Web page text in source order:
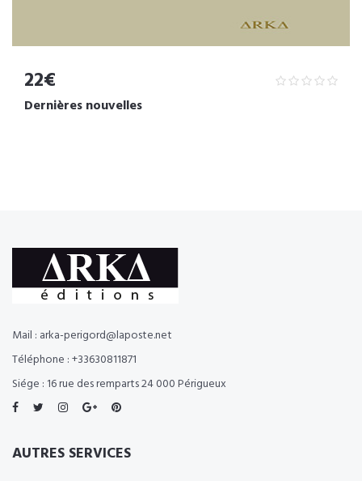
22€
Dernières nouvelles
Mail : arka-perigord@laposte.net
Téléphone : +33630811871
Siége : 16 rue des remparts 24 000 Périgueux
AUTRES SERVICES